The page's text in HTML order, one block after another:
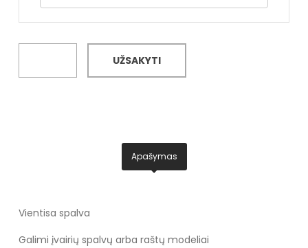
UŽSAKYTI
Apašymas
Vientisa spalva
Galimi įvairių spalvų arba raštų modeliai